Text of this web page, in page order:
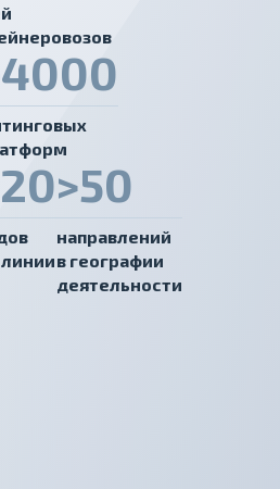
>50
направлений
в географии
деятельности